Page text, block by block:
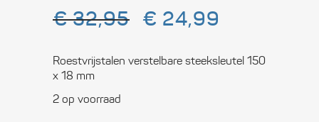
€32,95 Oorspronkelijke
prijs
€ 32,95.
€ 24,99
€ 24,99.
Roestvrijstalen verstelbare steeksleutel 150
x 18 mm
2 op voorraad